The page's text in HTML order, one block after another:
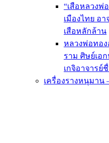
“เสือหลวงพ่
เมืองไทย อ
เสือหลักล้าน
หลวงพ่อทอง
ราม ศิษย์เอ
เกจิอาจารย์
เครื่องรางหนุมาน –